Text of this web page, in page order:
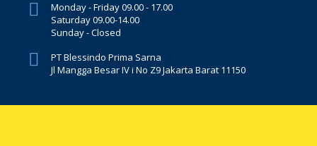
Monday - Friday 09.00 - 17.00
Saturday 09.00-14.00
Sunday - Closed
PT Blessindo Prima Sarna
Jl Mangga Besar IV i No Z9 Jakarta Barat 11150